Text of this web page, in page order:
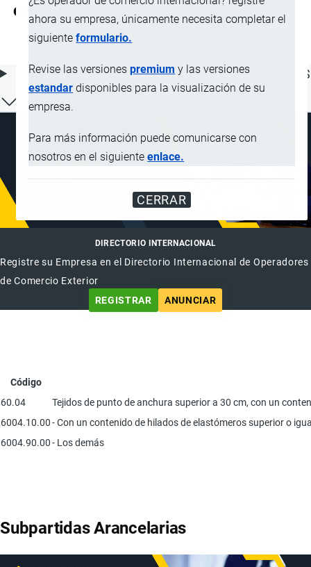
ahora su empresa, únicamente necesita completar el
siguienteformulario.
Revise las versionespremium y las versiones
estandar disponibles para la visualización de su
empresa.
Para más información puede comunicarse con
nosotros en el siguienteenlace.
CERRAR
caucho superior o igual al 5 % en peso,
excepto los de la partida 60.01
ÍNDICE DE CONTENIDOS
DIRECTORIO INTERNACIONAL
Registre su Empresa en el Directorio Internacional de Operadores
de Comercio Exterior
REGISTRAR
ANUNCIAR
Código
60.04
Tejidos de punto de anchura superior a 30 cm, con un
6004.10.00- Con un contenido de hilados de elastómeros superior o
6004.90.00- Los demás
Subpartidas Arancelarias